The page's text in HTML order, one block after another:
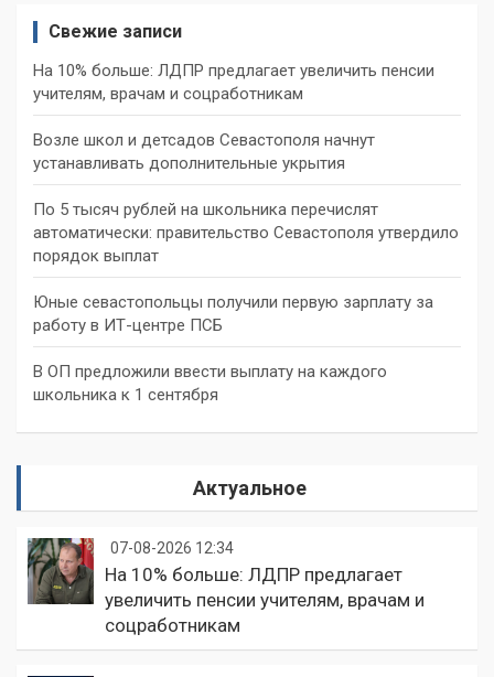
Свежие записи
На 10% больше: ЛДПР предлагает увеличить пенсии
учителям, врачам и соцработникам
Возле школ и детсадов Севастополя начнут
устанавливать дополнительные укрытия
По 5 тысяч рублей на школьника перечислят
автоматически: правительство Севастополя утвердило
порядок выплат
Юные севастопольцы получили первую зарплату за
работу в ИТ-центре ПСБ
В ОП предложили ввести выплату на каждого
школьника к 1 сентября
Актуальное
07-08-2026 12:34
На 10% больше: ЛДПР предлагает
увеличить пенсии учителям, врачам и
соцработникам